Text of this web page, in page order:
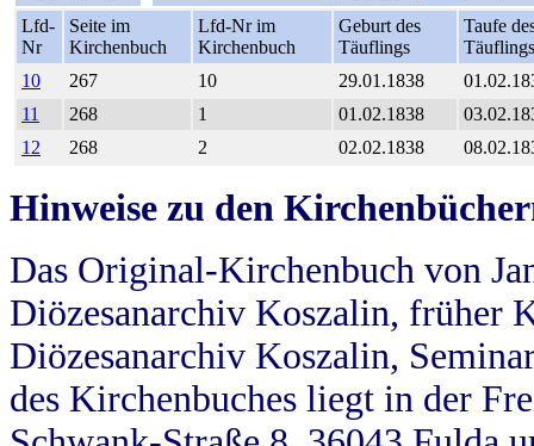
Lfd-
Nr
Seite im
Kirchenbuch
Lfd-Nr im
Kirchenbuch
Geburt des
Täuflings
Taufe
Täuflings
10
267 10 29.01.1838
11
268 1 01.02.1838
12
268 2 02.02.1838
Hinweise zu den
Das Original-Kirchenbuch von
Diözesanarchiv Koszalin, früher
Diözesanarchiv Koszalin,
des Kirchenbuches liegt in der